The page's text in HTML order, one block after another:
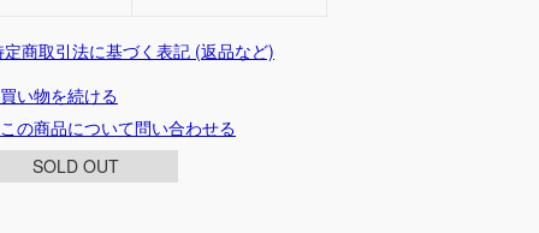
定商取引法に基づく表記 (返品など)
買い物を続ける
この商品について問い合わせる
SOLD OUT